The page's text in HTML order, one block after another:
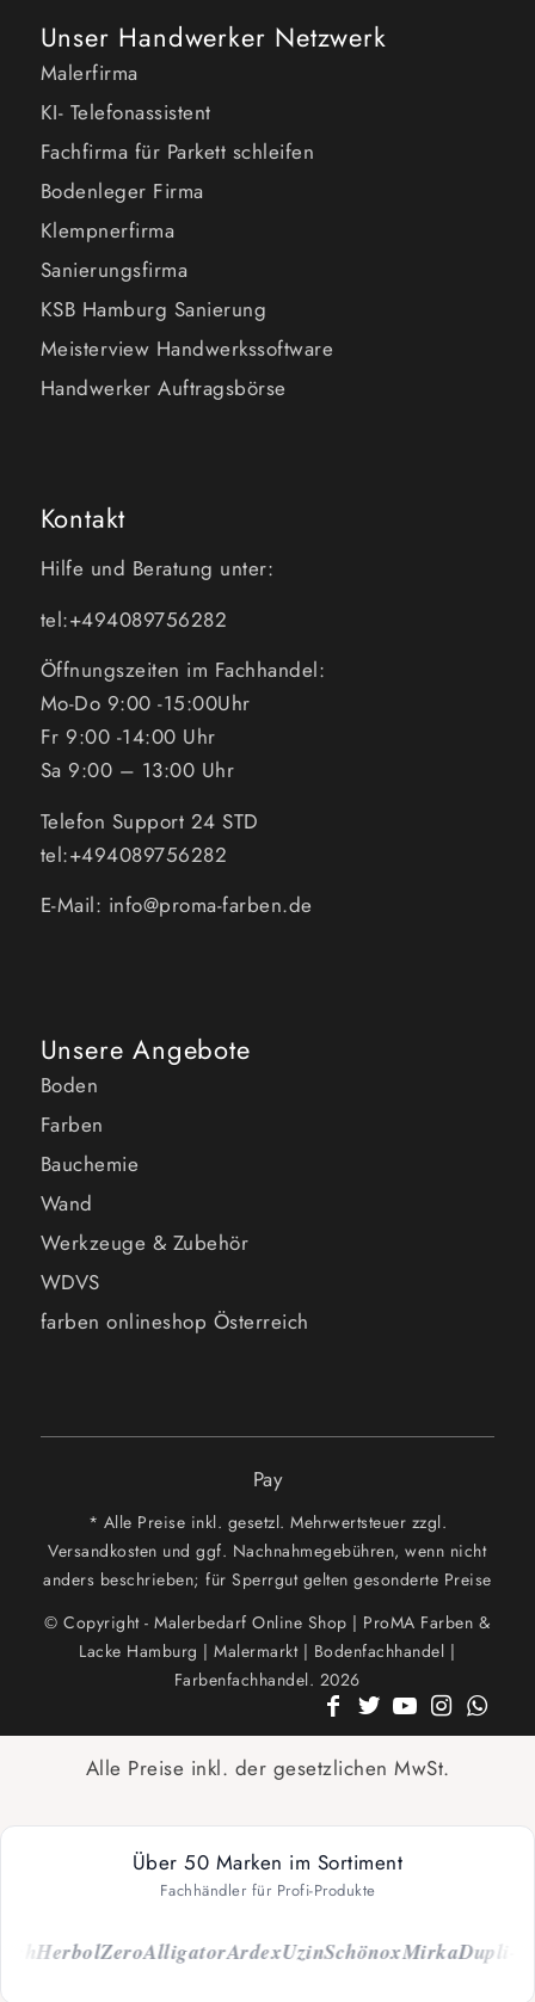
Unser Handwerker Netzwerk
Malerfirma
KI- Telefonassistent
Fachfirma für Parkett schleifen
Bodenleger Firma
Klempnerfirma
Sanierungsfirma
KSB Hamburg Sanierung
Meisterview Handwerkssoftware
Handwerker Auftragsbörse
Kontakt
Hilfe und Beratung unter:
tel:+494089756282
Öffnungszeiten im Fachhandel:
Mo-Do 9:00 -15:00Uhr
Fr 9:00 -14:00 Uhr
Sa 9:00 – 13:00 Uhr
Telefon Support 24 STD
tel:+494089756282
E-Mail: info@proma-farben.de
Unsere Angebote
Boden
Farben
Bauchemie
Wand
Werkzeuge & Zubehör
WDVS
farben onlineshop Österreich
Pay
* Alle Preise inkl. gesetzl. Mehrwertsteuer zzgl.
Versandkosten und ggf. Nachnahmegebühren, wenn nicht
anders beschrieben; für Sperrgut gelten gesonderte Preise
© Copyright - Malerbedarf Online Shop | ProMA Farben &
Lacke Hamburg | Malermarkt | Bodenfachhandel |
Farbenfachhandel. 2026
Alle Preise inkl. der gesetzlichen MwSt.
Über 50 Marken im Sortiment
Fachhändler für Profi-Produkte
HerbolZeroAlligatorArdexUzinSchönoxMirkaDupli-